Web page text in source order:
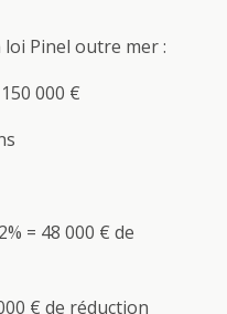
loi Pinel outre mer :
150 000 €
= 48 000 € de
€ de réduction